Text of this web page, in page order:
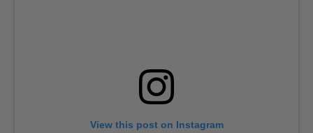
View this post on Instagram